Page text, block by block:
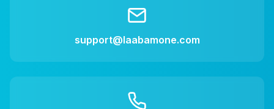
support@laabamone.com